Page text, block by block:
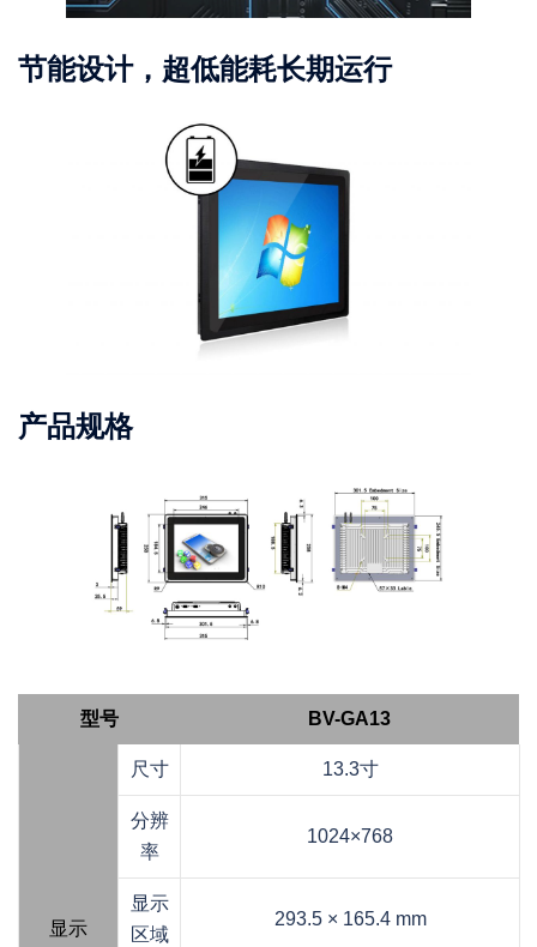
节能设计，超低能耗长期运行
产品规格
型号 BV-GA13
显示
尺寸 13.3寸
分辨
率
1024×768
显示
区域
293.5 × 165.4 mm